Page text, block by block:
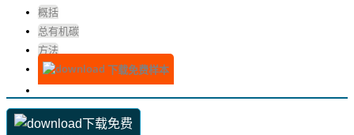
概括
总有机碳
方法
下载免费样本
下载免费